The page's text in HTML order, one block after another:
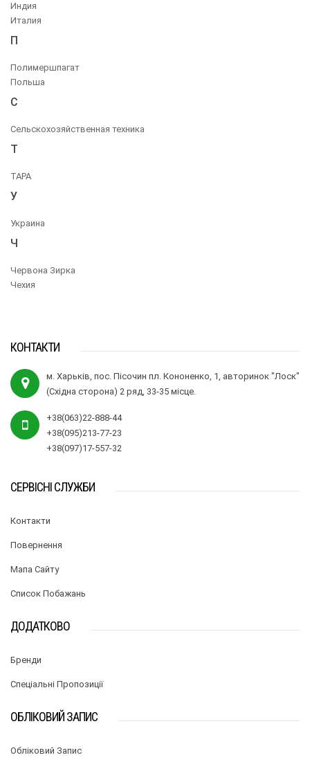
Индия
Италия
П
Полимершпагат
Польша
С
Сельскохозяйственная техника
Т
ТАРА
У
Украина
Ч
Червона Зирка
Чехия
КОНТАКТИ
м. Харьків, пос. Пісочин пл. Кононенко, 1, авторинок "Лоск"
(Східна сторона) 2 ряд, 33-35 місце.
+38(063)22-888-44
+38(095)213-77-23
+38(097)17-557-32
СЕРВІСНІ СЛУЖБИ
Контакти
Повернення
Мапа Сайту
Список Побажань
ДОДАТКОВО
Бренди
Спеціальні Пропозиції
ОБЛІКОВИЙ ЗАПИС
Обліковий Запис